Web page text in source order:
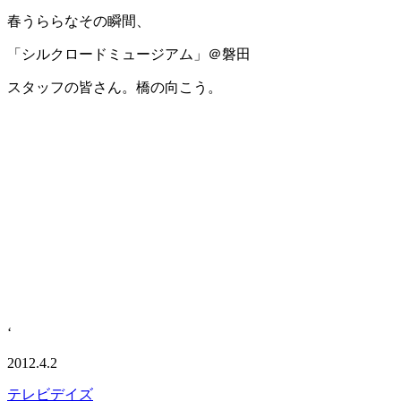
春うららなその瞬間、
「シルクロードミュージアム」＠磐田
スタッフの皆さん。橋の向こう。
‘
2012.4.2
テレビデイズ